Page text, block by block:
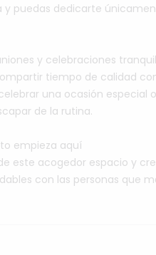
y puedas dedicarte
y celebraciones
tiempo de calidad
una ocasión especial o
de la rutina.
empieza aquí
este acogedor espacio y
con las personas que